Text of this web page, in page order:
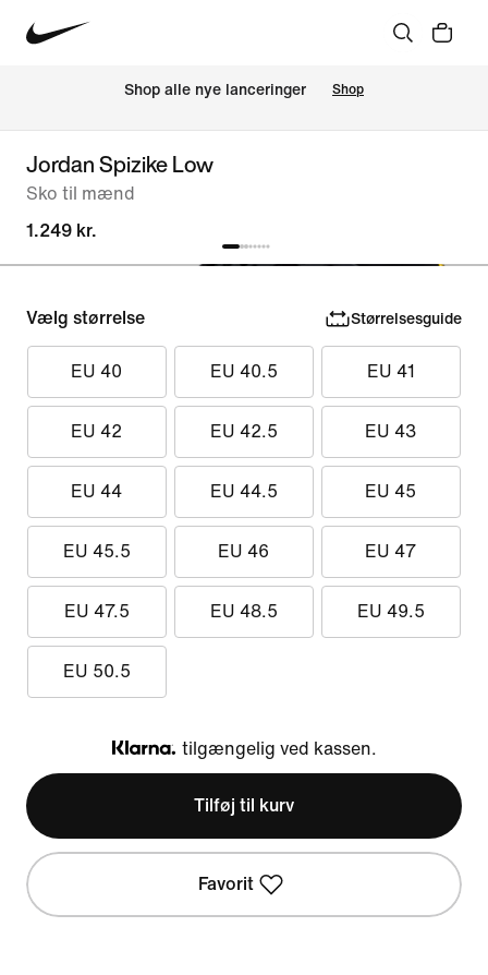
Shop alle nye lanceringer Shop
Jordan Spizike Low
Sko til mænd
1.249 kr.
Vælg størrelse Størrelsesguide
EU 40 EU 40.5 EU 41
EU 42 EU 42.5 EU 43
EU 44 EU 44.5 EU 45
EU 45.5 EU 46 EU 47
EU 47.5 EU 48.5 EU 49.5
EU 50.5
Klarna
tilgængelig ved kassen.
Tilføj til kurv
Favorit